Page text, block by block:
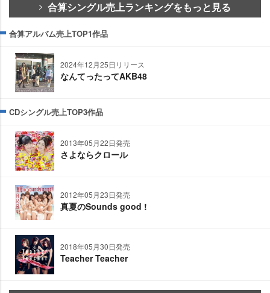
合算シングル売上ランキングをもっと見る
合算アルバム売上TOP1作品
2024年12月25日リリース
なんてったってAKB48
CDシングル売上TOP3作品
2013年05月22日発売
さよならクロール
2012年05月23日発売
真夏のSounds good !
2018年05月30日発売
Teacher Teacher